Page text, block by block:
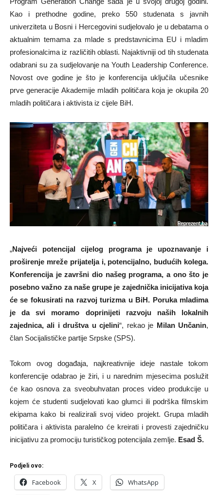
Kao i prethodne godine, preko 550 studenata s javnih
univerziteta u Bosni i Hercegovini sudjelovalo je u debatama o
aktualnim temama za mlade s predstavnicima EU i mladim
profesionalcima iz različitih oblasti. Najaktivniji od tih studenata
odabrani su za sudjelovanje na Youth Leadership Conference.
Novost ove godine je što je konferencija uključila učesnike
prve generacije Akademije mladih političara koja je okupila 20
mladih političara i aktivista iz cijele BiH.
„Najveći potencijal cijelog programa je upoznavanje i
proširenje mreže prijatelja i, potencijalno, budućih kolega.
Konferencija je završni dio našeg programa, a ono što je
posebno važno za naše grupe je zajednička inicijativa koja
će se fokusirati na razvoj turizma u BiH. Poruka mladima
je da svi moramo doprinijeti razvoju naših lokalnih
zajednica, ali i društva u cjelini“, rekao je Milan Unčanin,
član Socijalističke partije Srpske (SPS).
Tokom ovog događaja, najkreativnije ideje nastale tokom
konferencije odabrao je žiri, i u narednim mjesecima poslužit
će kao osnova za sveobuhvatan proces video produkcije u
kojem će studenti sudjelovati kao glumci ili podrška filmskim
ekipama kako bi realizirali svoj video projekt. Grupa mladih
političara i aktivista paralelno će kreirati i provesti zajedničku
inicijativu za promociju turističkog potencijala zemlje. Esad Š.
Podjeli ovo:
Facebook X WhatsApp